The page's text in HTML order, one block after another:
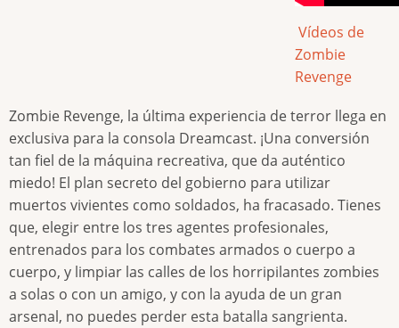
Vídeos de
Zombie
Revenge
Zombie Revenge, la última experiencia de terror llega en
exclusiva para la consola Dreamcast. ¡Una conversión
tan fiel de la máquina recreativa, que da auténtico
miedo! El plan secreto del gobierno para utilizar
muertos vivientes como soldados, ha fracasado. Tienes
que, elegir entre los tres agentes profesionales,
entrenados para los combates armados o cuerpo a
cuerpo, y limpiar las calles de los horripilantes zombies
a solas o con un amigo, y con la ayuda de un gran
arsenal, no puedes perder esta batalla sangrienta.